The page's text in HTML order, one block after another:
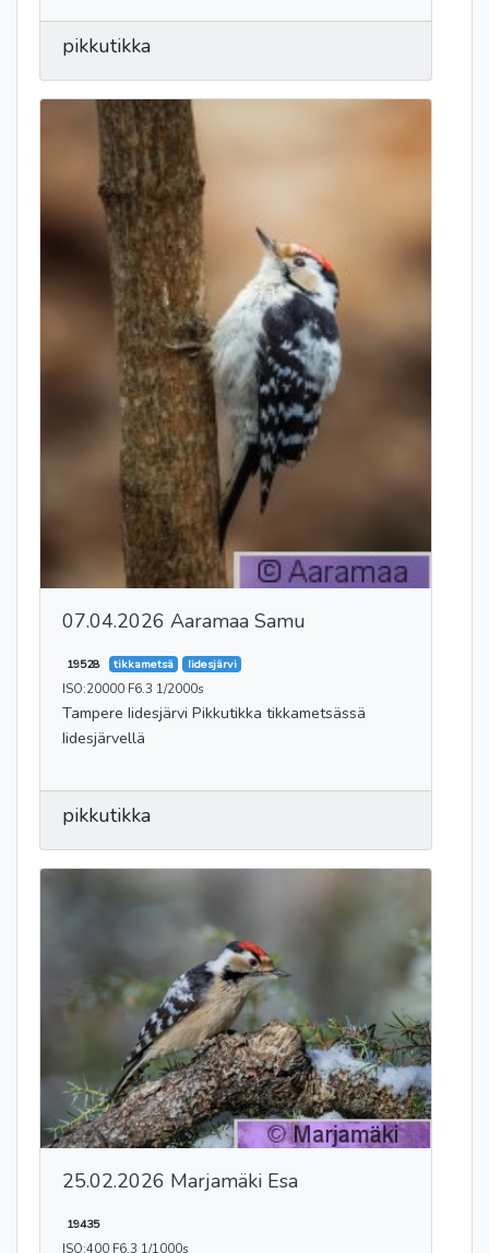
pikkutikka
07.04.2026 Aaramaa Samu
19528 tikkametsä Iidesjärvi
ISO:20000 F6.3 1/2000s
Tampere Iidesjärvi Pikkutikka tikkametsässä
Iidesjärvellä
pikkutikka
25.02.2026 Marjamäki Esa
19435
ISO:400 F6.3 1/1000s